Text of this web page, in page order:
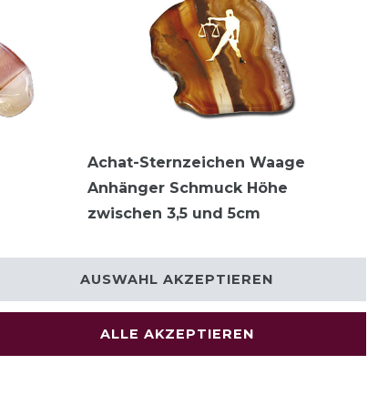
Achat-Sternzeichen Waage
Anhänger Schmuck Höhe
zwischen 3,5 und 5cm
ALLE AKZEPTIEREN
AUSWAHL AKZEPTIEREN